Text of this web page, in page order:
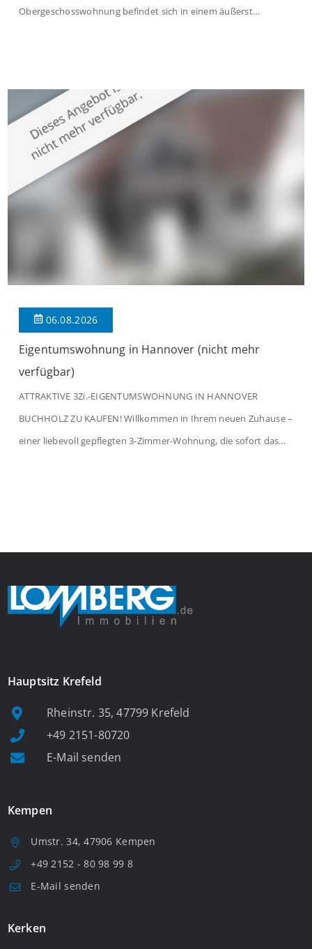
Obergeschosswohnung befindet sich in einem äußerst
großzügige Räume und eine hochwertige Ausstattung, die
modernen Wohnkomfort mit einem stilvollen Ambiente
verbindet. Der […]
06.08.2026
Eigentumswohnung in Hannover (nicht mehr
verfügbar)
ATTRAKTIVE 3Zi.-EIGENTUMSWOHNUNG IN HANNOVER
BUCHHOLZ ZU KAUFEN! Willkommen in Ihrem neuen Zuhause –
einer liebevoll gepflegten 3-Zimmer-Wohnung, die sofort das
Hauptsitz Krefeld
Rheinstr. 35, 47799 Krefeld
+49 2151-80720
E-Mail senden
Kempen
Umstr. 34, 47906 Kempen
+49 2152 - 80 98 99 8
E-Mail senden
Kerken